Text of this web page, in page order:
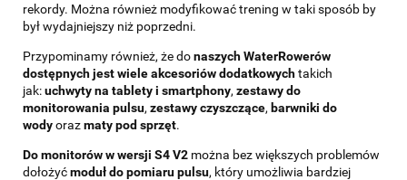
rekordy. Można również modyfikować trening w taki sposób by
był wydajniejszy niż poprzedni.
Przypominamy również, że donaszych WaterRowerów
dostępnych jest wiele akcesoriów dodatkowychtakich
jak:uchwyty na tablety i smartphony, zestawy do
monitorowania pulsu, zestawy czyszczące, barwniki do
wodyorazmaty pod sprzęt.
Do monitorów w wersji S4 V2 można bez większych problemów
dołożyćmoduł do pomiaru pulsu, który umożliwia bardziej